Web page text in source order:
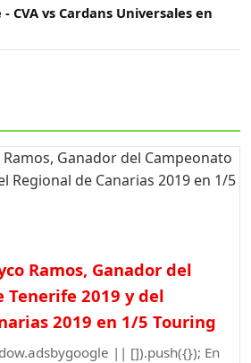
CVA vs Cardans Universales en
Ramos, Ganador del
Tenerife 2019 y del
2019 en 1/5 Touring
|| []).push({}); En